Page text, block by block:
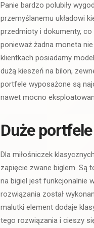
Panie bardzo polubiły
przemyślanemu układowi
przedmioty i dokumenty,
ponieważ żadna moneta
klientkach posiadamy
dużą kieszeń na bilon,
portfele wyposażone są
nawet mocno
Duże
Dla miłośniczek
zapięcie zwane biglem. Są
na bigiel jest funkcjonalnie
rozwiązania został
malutki element dodaje
tego rozwiązania i cieszy